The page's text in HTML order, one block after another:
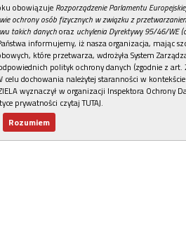
REKLAMA
obowiązuje Rozporządzenie Parlamentu
ochrony osób fizycznych w związku z
takich danychoraz uchylenia Dyrektywy 95/46/WE
informujemy, iż nasza organizacja, mając
które przetwarza, wdrożyła System
polityk ochrony danych (zgodnie z art.
dochowania należytej staranności w
wyznaczył w organizacji Inspektora Ochrony
prywatności czytaj TUTAJ.
Rozumiem